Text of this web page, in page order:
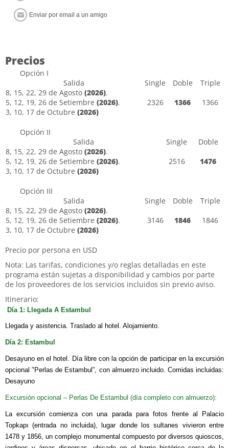
Precios
Opción I
Salida
Single Doble
Triple
8, 15, 22, 29 de Agosto (2026).
5, 12, 19, 26 de Setiembre (2026).
3, 10, 17 de Octubre (2026)
2326 1366 1366
Opción II
Salida
Single
Doble
8, 15, 22, 29 de Agosto (2026).
5, 12, 19, 26 de Setiembre (2026).
3, 10, 17 de Octubre (2026)
2516 1476
Opción III
Salida
Single Doble
Triple
8, 15, 22, 29 de Agosto (2026).
5, 12, 19, 26 de Setiembre (2026).
3, 10, 17 de Octubre (2026)
3146 1846 1846
Precio por persona en USD
Nota: Las tarifas, condiciones y/o reglas detalladas en este
programa están sujetas a disponibilidad y cambios por parte
de los proveedores de los servicios incluidos sin previo aviso.
Itinerario:
Día 1: Llegada A Estambul
Llegada y asistencia. Traslado al hotel. Alojamiento.
Día 2: Estambul
Desayuno en el hotel. Día libre con la opción de participar en la excursión
opcional "Perlas de Estambul”, con almuerzo incluido. Comidas incluidas:
Desayuno
Excursión opcional – Perlas De Estambul (día completo con almuerzo):
La excursión comienza con una parada para fotos frente al Palacio
Topkapı (entrada no incluida), lugar donde los sultanes vivieron entre
1478 y 1856, un complejo monumental compuesto por diversos quioscos,